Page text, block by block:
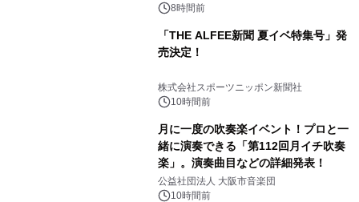
8時間前
「THE ALFEE新聞 夏イベ特集号」発
売決定！
株式会社スポーツニッポン新聞社
10時間前
月に一度の吹奏楽イベント！プロと一
緒に演奏できる「第112回月イチ吹奏
楽」。演奏曲目などの詳細発表！
公益社団法人 大阪市音楽団
10時間前